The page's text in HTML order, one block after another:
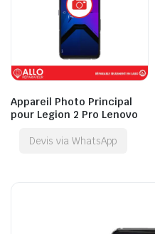
Appareil Photo Principal
pour Legion 2 Pro Lenovo
Devis via WhatsApp